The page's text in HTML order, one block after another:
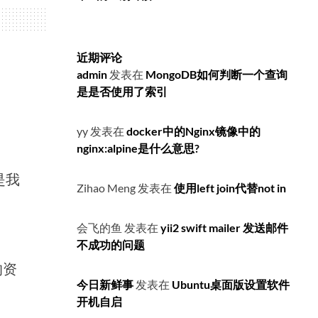
我
近期评论
admin 发表在 MongoDB如何判断一个查询
是是否使用了索引
yy 发表在 docker中的Nginx镜像中的
nginx:alpine是什么意思?
Zihao Meng 发表在 使用left join代替not in
会飞的鱼 发表在 yii2 swift mailer 发送邮件
不成功的问题
今日新鲜事 发表在 Ubuntu桌面版设置软件
开机自启